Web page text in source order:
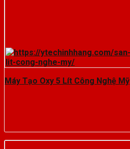
Máy Tạo Oxy 5 Lít Công Nghệ Mỹ